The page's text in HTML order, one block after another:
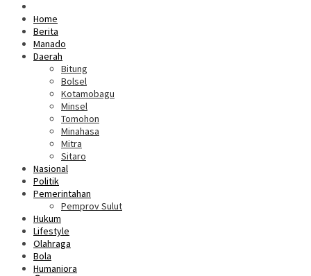
Home
Berita
Manado
Daerah
Bitung
Bolsel
Kotamobagu
Minsel
Tomohon
Minahasa
Mitra
Sitaro
Nasional
Politik
Pemerintahan
Pemprov Sulut
Hukum
Lifestyle
Olahraga
Bola
Humaniora